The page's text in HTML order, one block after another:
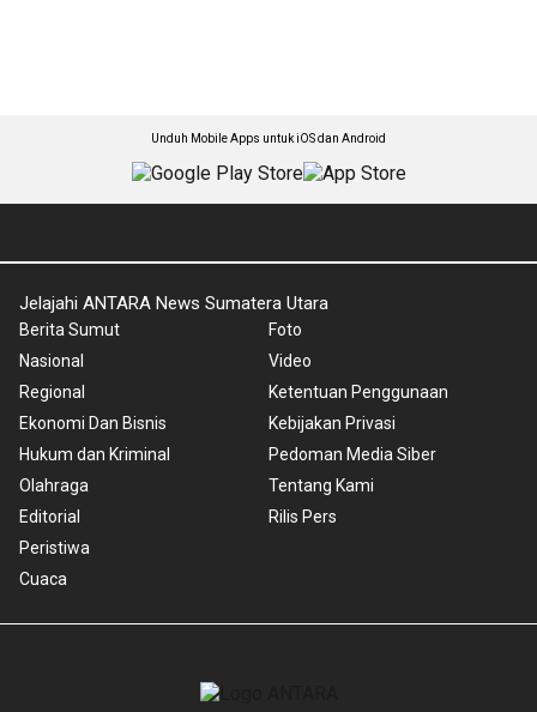
Unduh Mobile Apps untuk iOS dan Android
Jelajahi ANTARA News Sumatera Utara
Berita Sumut
Nasional
Regional
Ekonomi Dan Bisnis
Hukum dan Kriminal
Olahraga
Editorial
Peristiwa
Cuaca
Foto
Video
Ketentuan Penggunaan
Kebijakan Privasi
Pedoman Media Siber
Tentang Kami
Rilis Pers